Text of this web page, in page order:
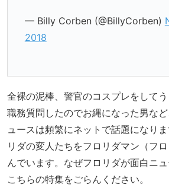
— Billy Corben (@BillyCorben)
2018
全裸の泥棒、警官のコスプレをして
職務質問したのでお縄になった男な
ュースは頻繁にネットで話題になり
リダの変人たちをフロリダマン（フ
んでいます。なぜフロリダが面白ニ
こちらの特集をごらんください。